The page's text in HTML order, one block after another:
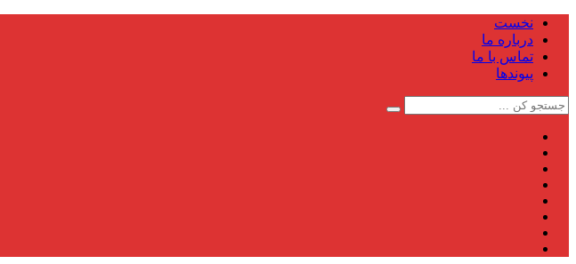
نخست
درباره ما
تماس با ما
پیوندها